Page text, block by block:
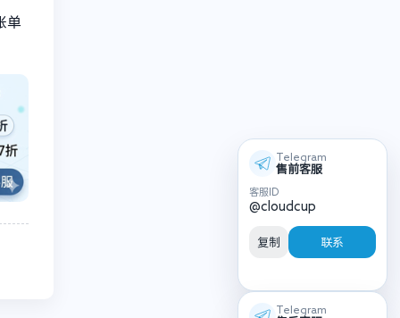
单
Telegram
售前客服
客服ID
@cloudcup
复制 联系
Telegram